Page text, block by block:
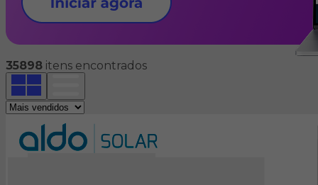
35898 itens encontrados